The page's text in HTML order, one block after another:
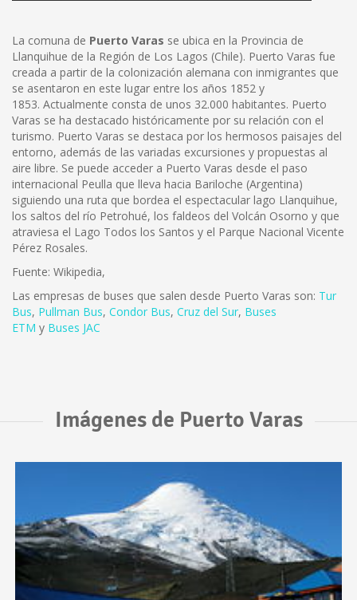
La comuna de Puerto Varas se ubica en la Provincia de
Llanquihue de la Región de Los Lagos (Chile). Puerto Varas fue
creada a partir de la colonización alemana con inmigrantes que
se asentaron en este lugar entre los años 1852 y
1853. Actualmente consta de unos 32.000 habitantes. Puerto
Varas se ha destacado históricamente por su relación con el
turismo. Puerto Varas se destaca por los hermosos paisajes del
entorno, además de las variadas excursiones y propuestas al
aire libre. Se puede acceder a Puerto Varas desde el paso
internacional Peulla que lleva hacia Bariloche (Argentina)
siguiendo una ruta que bordea el espectacular lago Llanquihue,
los saltos del río Petrohué, los faldeos del Volcán Osorno y que
atraviesa el Lago Todos los Santos y el Parque Nacional Vicente
Pérez Rosales.
Fuente: Wikipedia,
Las empresas de buses que salen desde Puerto Varas son: Tur
Bus, Pullman Bus, Condor Bus, Cruz del Sur, Buses
ETM y Buses JAC
Imágenes de Puerto Varas